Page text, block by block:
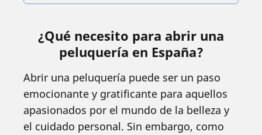
¿Qué necesito para abrir una
peluquería en España?
Abrir una peluquería puede ser un paso
emocionante y gratificante para aquellos
apasionados por el mundo de la belleza y
el cuidado personal. Sin embargo, como